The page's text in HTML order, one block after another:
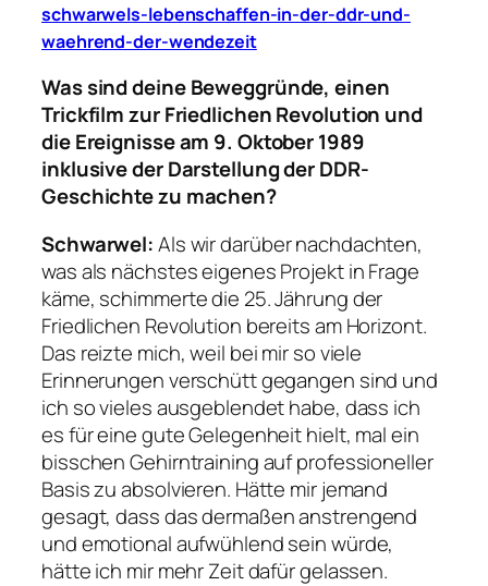
schwarwels-lebenschaffen-in-der-ddr-und-
waehrend-der-wendezeit
Was sind deine Beweggründe, einen
Trickfilm zur Friedlichen Revolution und
die Ereignisse am 9. Oktober 1989
inklusive der Darstellung der DDR-
Geschichte zu machen?
Schwarwel:Als wir darüber nachdachten,
was als nächstes eigenes Projekt in Frage
käme, schimmerte die 25. Jährung der
Friedlichen Revolution bereits am Horizont.
Das reizte mich, weil bei mir so viele
Erinnerungen verschütt gegangen sind und
ich so vieles ausgeblendet habe, dass ich
es für eine gute Gelegenheit hielt, mal ein
bisschen Gehirntraining auf professioneller
Basis zu absolvieren. Hätte mir jemand
gesagt, dass das dermaßen anstrengend
und emotional aufwühlend sein würde,
hätte ich mir mehr Zeit dafür gelassen.